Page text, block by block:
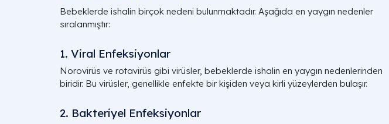
Bebeklerde ishalin birçok nedeni bulunmaktadır. Aşağıda en yaygın nedenler
sıralanmıştır:
1. Viral Enfeksiyonlar
Norovirüs ve rotavirüs gibi virüsler, bebeklerde ishalin en yaygın nedenlerinden
biridir. Bu virüsler, genellikle enfekte bir kişiden veya kirli yüzeylerden bulaşır.
2. Bakteriyel Enfeksiyonlar